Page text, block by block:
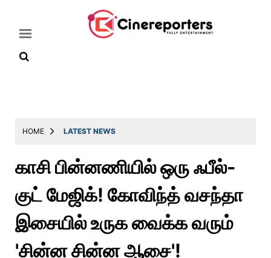
Latest
Throwback
Television
Reviews
Photos
HOME LATEST NEWS
காசி பின்னணியில் ஒரு ஃபீல்-
குட் மேஜிக்! கோவிந்த் வசந்தா
இசையில் உருக வைக்க வரும்
'சின்ன சின்ன ஆசை'!